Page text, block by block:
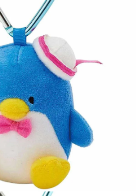
以上)免運費
以上)免運費
以上)免運費
以上)免運費